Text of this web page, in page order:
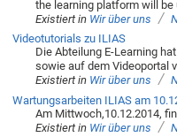
the learning platform will be
Existiert in Wir über uns /
Videotutorials zu ILIAS
Die Abteilung E-Learning
sowie auf dem Videoportal
Existiert in Wir über uns /
Wartungsarbeiten ILIAS am
Am Mittwoch,10.12.2014,
Existiert in Wir über uns /